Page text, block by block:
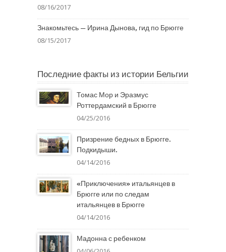
08/16/2017
Знакомьтесь — Ирина Дынова, гид по Брюгге
08/15/2017
Последние факты из истории Бельгии
Томас Мор и Эразмус
Роттердамский в Брюгге
04/25/2016
Призрение бедных в Брюгге.
Подкидыши.
04/14/2016
«Приключения» итальянцев в
Брюгге или по следам
итальянцев в Брюгге
04/14/2016
Мадонна с ребенком